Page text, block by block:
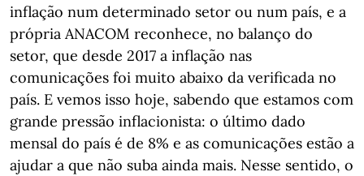
inflação num determinado setor ou num país, e a
própria ANACOM reconhece, no balanço do
setor, que desde 2017 a inflação nas
comunicações foi muito abaixo da verificada no
país. E vemos isso hoje, sabendo que estamos com
grande pressão inflacionista: o último dado
mensal do país é de 8% e as comunicações estão a
ajudar a que não suba ainda mais. Nesse sentido, o